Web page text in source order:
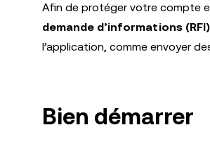
Afin de protéger votre compte
demande d’informations (RFI)
l’application, comme envoyer
Bien démarrer